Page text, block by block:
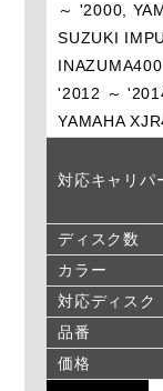
～ '2000,
SUZUKI
'2012 ～
YAMAHA
対応キャリパ
ディスク数
カラー
対応ディスク
品番
価格